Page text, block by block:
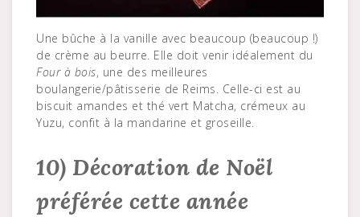
Une bûche à la vanille avec beaucoup (beaucoup !)
de crème au beurre. Elle doit venir idéalement du
Four à bois, une des meilleures
boulangerie/pâtisserie de Reims. Celle-ci est au
biscuit amandes et thé vert Matcha, crémeux au
Yuzu, confit à la mandarine et groseille.
10) Décoration de Noël
préférée cette année